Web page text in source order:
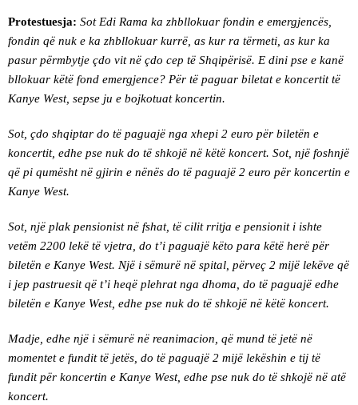
Protestuesja: Sot Edi Rama ka zhbllokuar fondin e emergjencës,
fondin që nuk e ka zhbllokuar kurrë, as kur ra tërmeti, as kur ka
pasur përmbytje çdo vit në çdo cep të Shqipërisë. E dini pse e kanë
bllokuar këtë fond emergjence? Për të paguar biletat e koncertit të
Kanye West, sepse ju e bojkotuat koncertin.
Sot, çdo shqiptar do të paguajë nga xhepi 2 euro për biletën e
koncertit, edhe pse nuk do të shkojë në këtë koncert. Sot, një foshnjë
që pi qumësht në gjirin e nënës do të paguajë 2 euro për koncertin e
Kanye West.
Sot, një plak pensionist në fshat, të cilit rritja e pensionit i ishte
vetëm 2200 lekë të vjetra, do t’i paguajë këto para këtë herë për
biletën e Kanye West. Një i sëmurë në spital, përveç 2 mijë lekëve që
i jep pastruesit që t’i heqë plehrat nga dhoma, do të paguajë edhe
biletën e Kanye West, edhe pse nuk do të shkojë në këtë koncert.
Madje, edhe një i sëmurë në reanimacion, që mund të jetë në
momentet e fundit të jetës, do të paguajë 2 mijë lekëshin e tij të
fundit për koncertin e Kanye West, edhe pse nuk do të shkojë në atë
koncert.